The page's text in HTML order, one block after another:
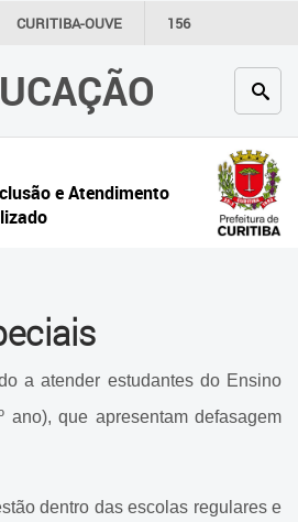
CURITIBA-OUVE 156
INFORMAÇÃO SECRETARIAS
×
×
e Atendimento
a atender estudantes do Ensino
ano), que apresentam defasagem
dentro das escolas regulares e